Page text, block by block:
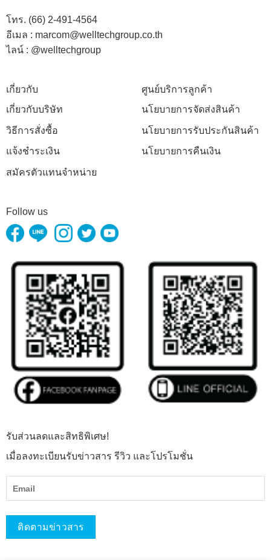
โทร. (66) 2-491-4564
อีเมล : marcom@welltechgroup.co.th
ไลน์ : @welltechgroup
เกี่ยวกับ
เกี่ยวกับบริษัท
วิธีการสั่งซื้อ
แจ้งชำระเงิน
สมัครตัวแทนจำหน่าย
ศูนย์บริการลูกค้า
นโยบายการจัดส่งสินค้า
นโยบายการรับประกันสินค้า
นโยบายการคืนเงิน
Follow us
รับส่วนลดและสิทธิพิเศษ!
เมื่อลงทะเบียนรับข่าวสาร รีวิว และโปรโมชั่น